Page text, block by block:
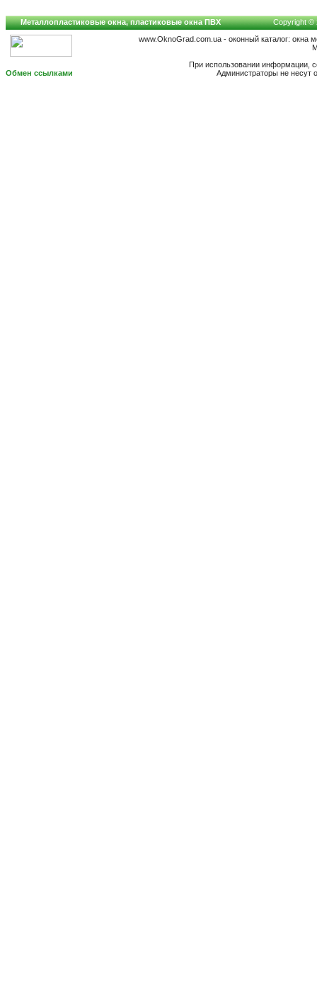
Металлопластиковые окна, пластиковые окна ПВХ
Copyright ©
www.OknoGrad.com.ua - оконный каталог:
При использовании информации,
Администраторы не несут
Обмен ссылками